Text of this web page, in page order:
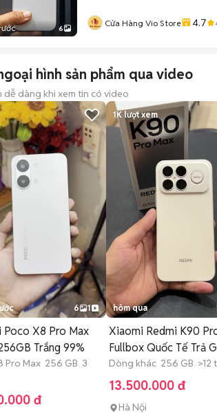
6 Cửa Hàng Vio Store 4.7
hình sản phẩm qua video
dễ dàng khi xem tin có video
6 1
Poco X8 Pro Max
Trắng 99%
Pro Max 256 GB 3
đ
1K lượt xem
hôm qua
Xiaomi Redmi K90
Fullbox Quốc Tế Trả
Dòng khác 256 GB >12
13.500.000 đ
Hà Nội